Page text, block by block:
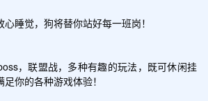
睡觉，狗将替你站好每一班岗！
，联盟战，多种有趣的玩法，既可休闲挂
你的各种游戏体验！